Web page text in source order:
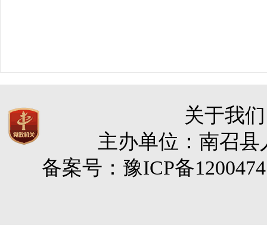
关于我们
主办单位：南召
备案号：豫ICP备